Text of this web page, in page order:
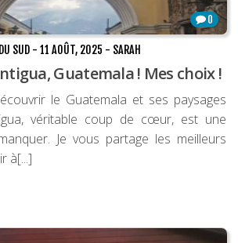
pour voyageur
Sites utiles
Réserver un vol !
Le logement en voyage
Assurance voyage !
LA carte bancaire
0
SUD - 11 AOÛT, 2025 - SARAH
Guatemala ! Mes choix !
le Guatemala et ses paysages
véritable coup de cœur, est une
Je vous partage les meilleurs
à[...]